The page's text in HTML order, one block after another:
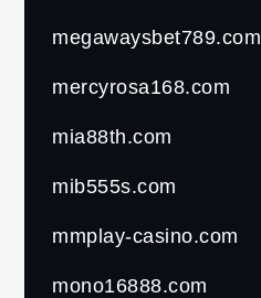
megawaysbet789.com
mercyrosa168.com
mia88th.com
mib555s.com
mmplay-casino.com
mono16888.com